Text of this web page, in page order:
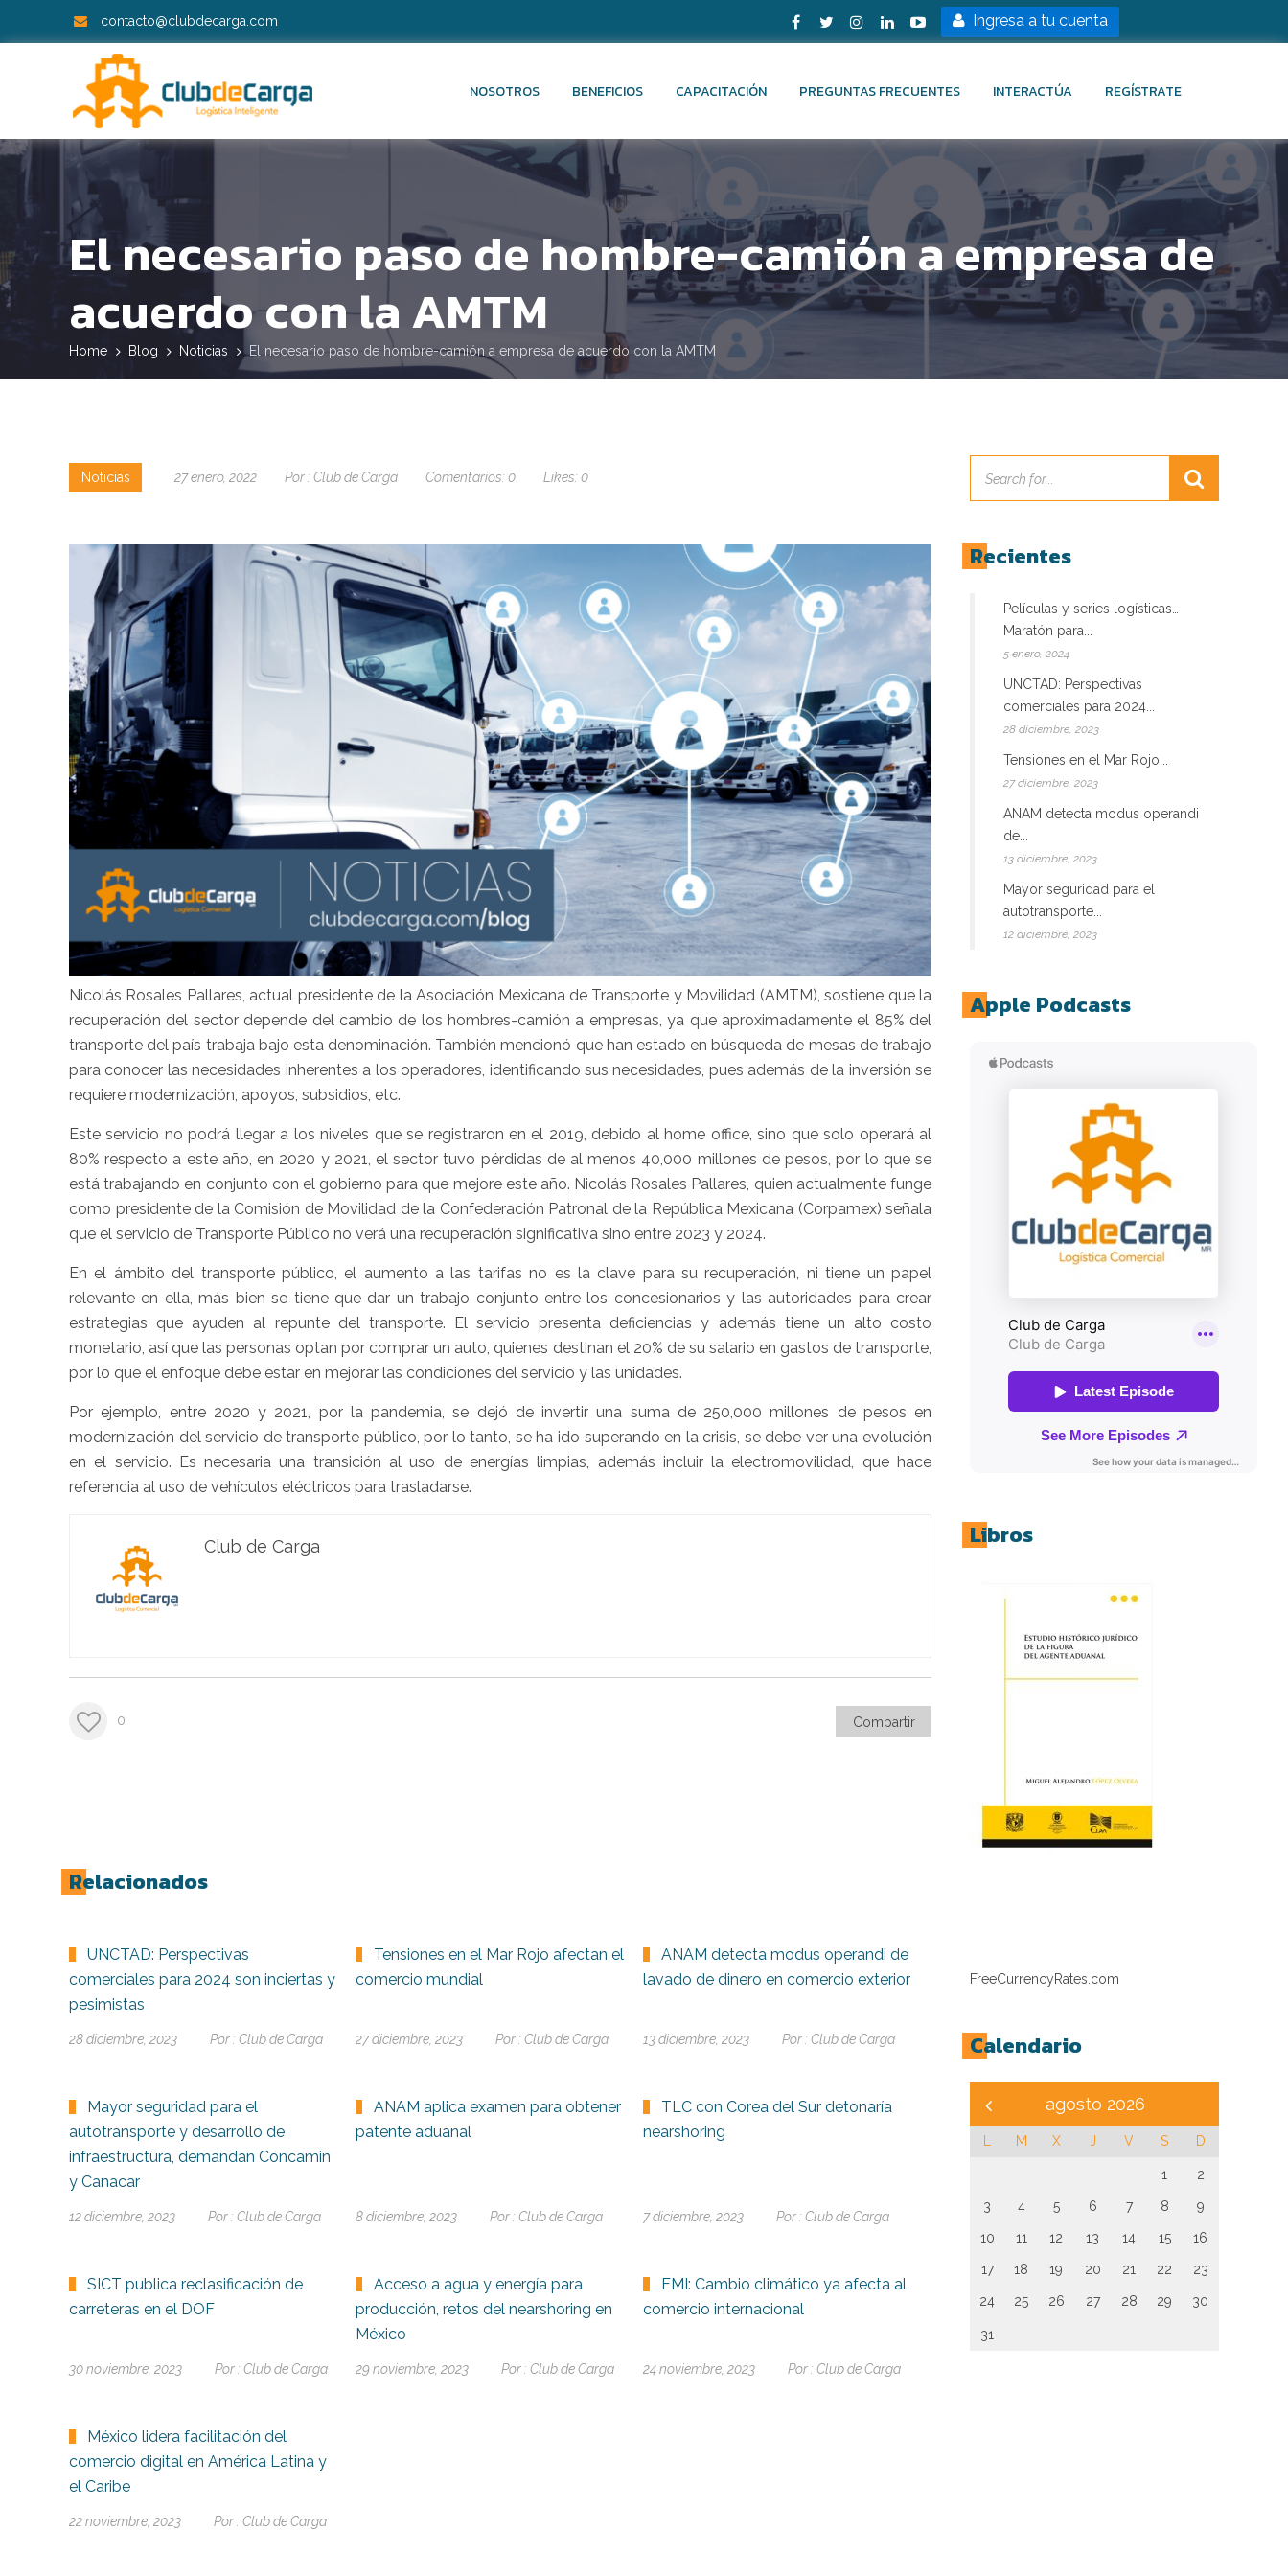
contacto@clubdecarga.com Ingresa a tu cuenta
NOSOTROS BENEFICIOS CAPACITACIÓN PREGUNTAS FRECUENTES INTERACTÚA REGÍSTRATE
El necesario paso de hombre-camión a empresa de
acuerdo con la AMTM
Home Blog Noticias El necesario paso de hombre-camión a empresa de acuerdo con la AMTM
Noticias 27 enero, 2022 Por : Club de Carga Comentarios: 0 Likes: 0
Nicolás Rosales Pallares, actual presidente de la Asociación Mexicana de Transporte y Movilidad (AMTM), sostiene que la
recuperación del sector depende del cambio de los hombres-camión a empresas, ya que aproximadamente el 85% del
transporte del país trabaja bajo esta denominación. También mencionó que han estado en búsqueda de mesas de trabajo
para conocer las necesidades inherentes a los operadores, identificando sus necesidades, pues además de la inversión se
requiere modernización, apoyos, subsidios, etc.
Este servicio no podrá llegar a los niveles que se registraron en el 2019, debido al home office, sino que solo operará al
80% respecto a este año, en 2020 y 2021, el sector tuvo pérdidas de al menos 40,000 millones de pesos, por lo que se
está trabajando en conjunto con el gobierno para que mejore este año. Nicolás Rosales Pallares, quien actualmente funge
como presidente de la Comisión de Movilidad de la Confederación Patronal de la República Mexicana (Corpamex) señala
que el servicio de Transporte Público no verá una recuperación significativa sino entre 2023 y 2024.
En el ámbito del transporte público, el aumento a las tarifas no es la clave para su recuperación, ni tiene un papel
relevante en ella, más bien se tiene que dar un trabajo conjunto entre los concesionarios y las autoridades para crear
estrategias que ayuden al repunte del transporte. El servicio presenta deficiencias y además tiene un alto costo
monetario, así que las personas optan por comprar un auto, quienes destinan el 20% de su salario en gastos de transporte,
por lo que el enfoque debe estar en mejorar las condiciones del servicio y las unidades.
Por ejemplo, entre 2020 y 2021, por la pandemia, se dejó de invertir una suma de 250,000 millones de pesos en
modernización del servicio de transporte público, por lo tanto, se ha ido superando en la crisis, se debe ver una evolución
en el servicio. Es necesaria una transición al uso de energías limpias, además incluir la electromovilidad, que hace
referencia al uso de vehículos eléctricos para trasladarse.
Club de Carga
0 Compartir
Relacionados
UNCTAD: Perspectivas
comerciales para 2024 son inciertas y
pesimistas
28 diciembre, 2023 Por : Club de Carga
Tensiones en el Mar Rojo afectan el
comercio mundial
27 diciembre, 2023 Por : Club de Carga
ANAM detecta modus operandi de
lavado de dinero en comercio exterior
13 diciembre, 2023 Por : Club de Carga
Mayor seguridad para el
autotransporte y desarrollo de
infraestructura, demandan Concamin
y Canacar
12 diciembre, 2023 Por : Club de Carga
ANAM aplica examen para obtener
patente aduanal
8 diciembre, 2023 Por : Club de Carga
TLC con Corea del Sur detonaría
nearshoring
7 diciembre, 2023 Por : Club de Carga
SICT publica reclasificación de
carreteras en el DOF
30 noviembre, 2023 Por : Club de Carga
Acceso a agua y energía para
producción, retos del nearshoring en
México
29 noviembre, 2023 Por : Club de Carga
FMI: Cambio climático ya afecta al
comercio internacional
24 noviembre, 2023 Por : Club de Carga
México lidera facilitación del
comercio digital en América Latina y
el Caribe
22 noviembre, 2023 Por : Club de Carga
Recientes
Películas y series logísticas…
Maratón para...
5 enero, 2024
UNCTAD: Perspectivas
comerciales para 2024...
28 diciembre, 2023
Tensiones en el Mar Rojo...
27 diciembre, 2023
ANAM detecta modus operandi
de...
13 diciembre, 2023
Mayor seguridad para el
autotransporte...
12 diciembre, 2023
Apple Podcasts
Libros
FreeCurrencyRates.com
Calendario
agosto 2026
M X J V S D
1 2
3 4 5 6 7 8 9
10 11 12 13 14 15 16
17 18 19 20 21 22 23
24 25 26 27 28 29 30
31